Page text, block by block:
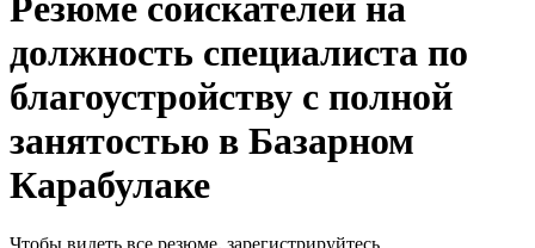
Резюме соискателей на
должность специалиста по
благоустройству с полной
занятостью в Базарном
Карабулаке
Чтобы видеть все резюме, зарегистрируйтесь